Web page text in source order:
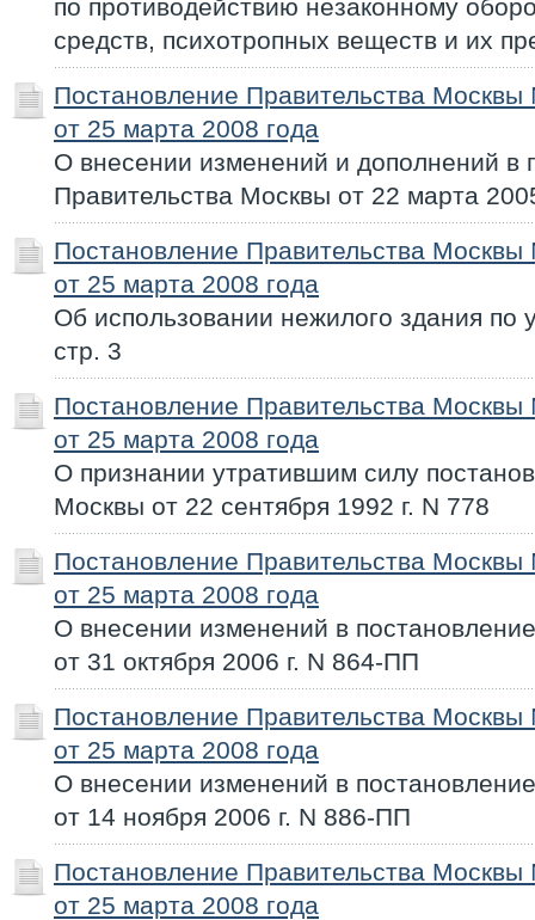
по противодействию незаконному
средств, психотропных веществ и их
Постановление Правительства
от 25 марта 2008 года
О внесении изменений и дополнений в
Правительства Москвы от 22 марта
Постановление Правительства
от 25 марта 2008 года
Об использовании нежилого здания по
стр. 3
Постановление Правительства
от 25 марта 2008 года
О признании утратившим силу
Москвы от 22 сентября 1992 г. N 778
Постановление Правительства
от 25 марта 2008 года
О внесении изменений в
от 31 октября 2006 г. N 864-ПП
Постановление Правительства
от 25 марта 2008 года
О внесении изменений в
от 14 ноября 2006 г. N 886-ПП
Постановление Правительства
от 25 марта 2008 года